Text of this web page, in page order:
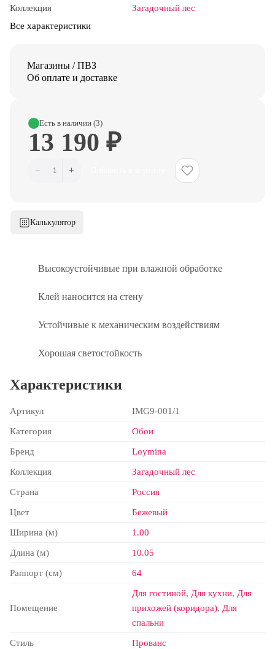
Коллекция
Загадочный лес
Все характеристики
Магазины / ПВЗ
Об оплате и доставке
Есть в наличии (3)
13 190 ₽
− 1 +
Калькулятор
Характеристики
Артикул IMG9-001/1
Категория Обои
Бренд Loymina
Коллекция Загадочный лес
Страна Россия
Цвет Бежевый
Ширина (м) 1.00
Длина (м) 10.05
Раппорт (см) 64
Помещение
Для гостиной, Для кухни, Для
прихожей (коридора), Для
спальни
Стиль Прованс
Высокоустойчивые при влажной обработке
Клей наносится на стену
Устойчивые к механическим воздействиям
Хорошая светостойкость